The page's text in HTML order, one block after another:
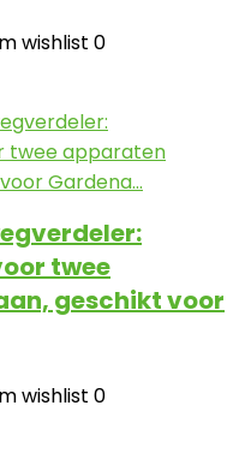
wishlist 0
twee
geschikt voor
wishlist 0